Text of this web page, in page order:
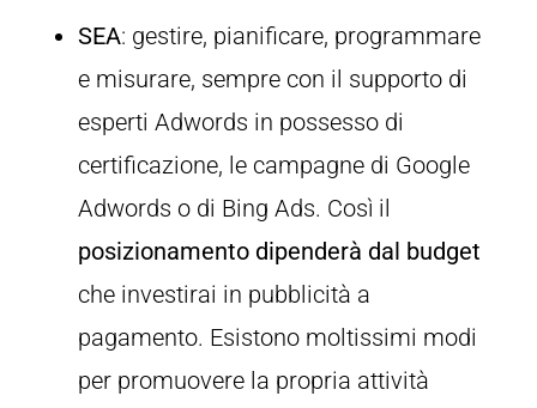
SEA: gestire, pianificare, programmare
e misurare, sempre con il supporto di
esperti Adwords in possesso di
certificazione, le campagne di Google
Adwords o di Bing Ads. Così il
posizionamento dipenderà dal budget
che investirai in pubblicità a
pagamento. Esistono moltissimi modi
per promuovere la propria attività